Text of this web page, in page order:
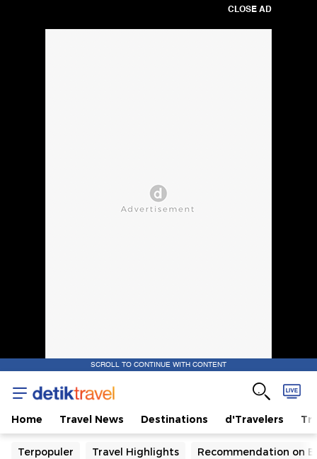
CLOSE AD
SCROLL TO CONTINUE WITH CONTENT
Home Travel News Destinations d'Travelers
Terpopuler Travel Highlights Recommendation on